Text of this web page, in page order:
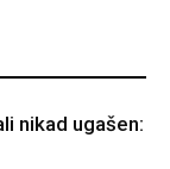
nikad ugašen: